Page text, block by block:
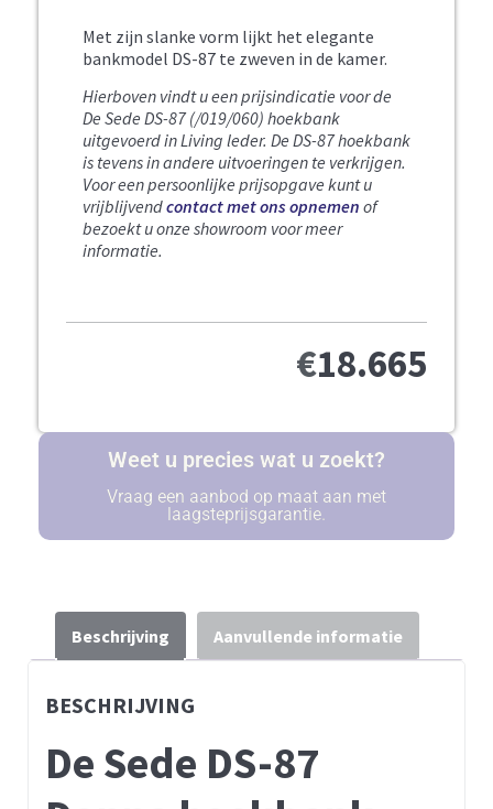
Met zijn slanke vorm lijkt het elegante
bankmodel DS-87 te zweven in de kamer.
Hierboven vindt u een prijsindicatie voor de
De Sede DS-87 (/019/060) hoekbank
uitgevoerd in Living leder. De DS-87 hoekbank
is tevens in andere uitvoeringen te verkrijgen.
Voor een persoonlijke prijsopgave kunt u
vrijblijvendcontact met ons opnemen of
bezoekt u onze showroom voor meer
informatie.
€18.665
Weet u precies wat u zoekt?
Vraag een aanbod op maat aan met
laagsteprijsgarantie.
Beschrijving Aanvullende informatie
BESCHRIJVING
De Sede DS-87